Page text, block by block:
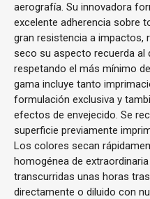
aerografía. Su innovadora
excelente adherencia sobre
gran resistencia a impactos,
seco su aspecto recuerda
respetando el más mínimo
gama incluye tanto
formulación exclusiva y
efectos de envejecido. Se
superficie previamente
Los colores secan
homogénea de
transcurridas unas horas
directamente o diluido con